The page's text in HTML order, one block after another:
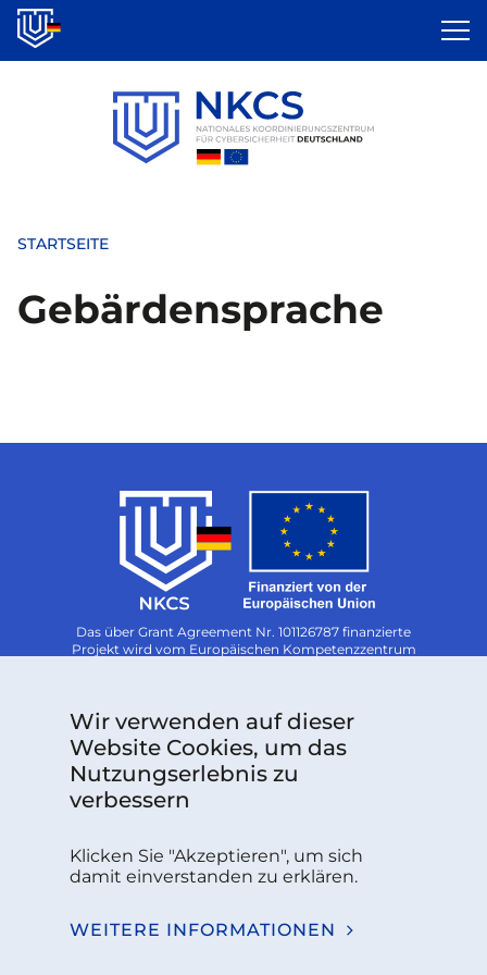
Direkt
zum
Inhalt
STARTSEITE
Gebärdensprache
Das über Grant Agreement Nr. 101126787 finanzierte
Projekt wird vom Europäischen Kompetenzzentrum
Sie haben Fragen oder benötigen weitere
KONTAKT
Wir verwenden auf dieser
Website Cookies, um das
Nutzungserlebnis zu
verbessern
Klicken Sie "Akzeptieren", um sich
damit einverstanden zu erklären.
WEITERE INFORMATIONEN